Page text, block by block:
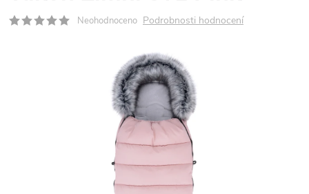
Neohodnoceno Podrobnosti hodnocení